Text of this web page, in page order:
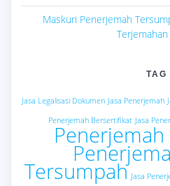
Maskuri Penerjemah
Terjemahan
TAG
Jasa Legalisasi Dokumen Jasa Penerjemah
Penerjemah Bersertifikat Jasa
Penerjemah
Tersumpah Jasa